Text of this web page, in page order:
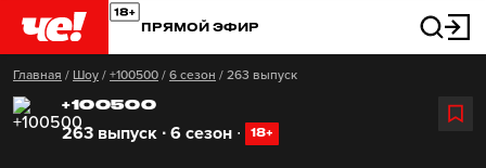
ПРЯМОЙ ЭФИР
Главная / Шоу / +100500 / 6 сезон / 263 выпуск
+100500
263 выпуск ∙ 6 сезон ∙ 18+